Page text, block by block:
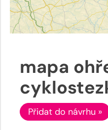
mapa
Přidat do návrhu »